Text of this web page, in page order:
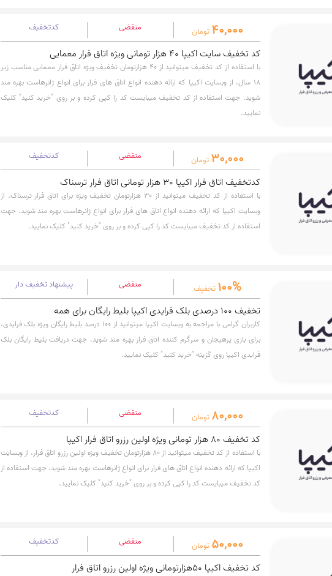
کد تخفیف سایت اکیپا 40 هزار تومانی ویژه اتاق فرار معمایی
با استفاده از کد تخفیف میتوانید از 40 هزارتومان تخفیف ویژه اتاق فرار معمایی مناسب زیر
18 سال، از وبسایت اکیپا که ارائه دهنده انواع اتاق های فرار برای انواع ژانرهاست بهره مند
شوید. جهت استفاده از کد تخفیف میبایست کد را کپی کرده و بر روی "خرید کنید" کلیک
نمایید.
40,000 تومان منقضی کدتخفیف
کدتخفیف اتاق فرار اکیپا 30 هزار تومانی اتاق فرار ترسناک
با استفاده از کد تخفیف میتوانید از 30 هزارتومان تخفیف ویژه برای اتاق فرار ترسناک، از
وبسایت اکیپا که ارائه دهنده انواع اتاق های فرار برای انواع ژانرهاست بهره مند شوید. جهت
استفاده از کد تخفیف میبایست کد را کپی کرده و بر روی "خرید کنید" کلیک نمایید.
30,000 تومان منقضی کدتخفیف
تخفیف 100 درصدی بلک فرایدی اکیپا بلیط رایگان برای همه
کاربران گرامی با مراجعه به وبسایت اکیپا میتوانید از 100 درصد بلیط رایگان ویژه بلک فرایدی،
برای بازی پرهیجان و سرگرم کننده اتاق فرار بهره مند شوید. جهت دریافت بلیط رایگان بلک
فرایدی اکیپا روی گزینه "خرید کنید" کلیک نمایید.
100% تخفیف منقضی پیشنهاد تخفیف دار
کد تخفیف 80 هزار تومانی ویژه اولین رزرو اتاق فرار اکیپا
با استفاده از کد تخفیف میتوانید از 80 هزارتومان تخفیف ویژه اولین رزرو اتاق فرار، از وبسایت
اکیپا که ارائه دهنده انواع اتاق های فرار برای انواع ژانرهاست بهره مند شوید. جهت استفاده از
کد تخفیف میبایست کد را کپی کرده و بر روی "خرید کنید" کلیک نمایید.
80,000 تومان منقضی کدتخفیف
کد تخفیف اکیپا 50هزارتومانی ویژه اولین رزرو اتاق فرار
50,000 تومان منقضی کدتخفیف